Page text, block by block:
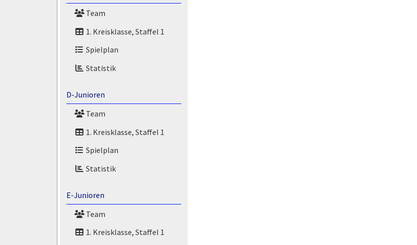
Team
1. Kreisklasse, Staffel 1
Spielplan
Statistik
D-Junioren
Team
1. Kreisklasse, Staffel 1
Spielplan
Statistik
E-Junioren
Team
1. Kreisklasse, Staffel 1